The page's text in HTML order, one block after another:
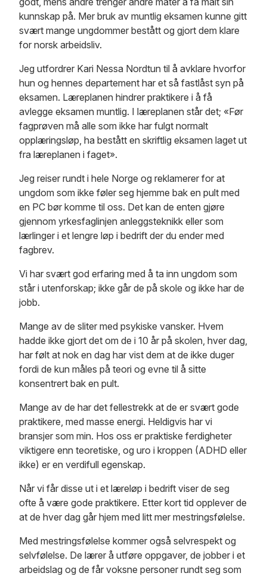
kunnskap på. Mer bruk av muntlig eksamen kunne gitt
svært mange ungdommer bestått og gjort dem klare
for norsk arbeidsliv.
Jeg utfordrer Kari Nessa Nordtun til å avklare hvorfor
hun og hennes departement har et så fastlåst syn på
eksamen. Læreplanen hindrer praktikere i å få
avlegge eksamen muntlig. I læreplanen står det; «Før
fagprøven må alle som ikke har fulgt normalt
opplæringsløp, ha bestått en skriftlig eksamen laget ut
fra læreplanen i faget».
Jeg reiser rundt i hele Norge og reklamerer for at
ungdom som ikke føler seg hjemme bak en pult med
en PC bør komme til oss. Det kan de enten gjøre
gjennom yrkesfaglinjen anleggsteknikk eller som
lærlinger i et lengre løp i bedrift der du ender med
fagbrev.
Vi har svært god erfaring med å ta inn ungdom som
står i utenforskap; ikke går de på skole og ikke har de
jobb.
Mange av de sliter med psykiske vansker. Hvem
hadde ikke gjort det om de i 10 år på skolen, hver dag,
har følt at nok en dag har vist dem at de ikke duger
fordi de kun måles på teori og evne til å sitte
konsentrert bak en pult.
Mange av de har det fellestrekk at de er svært gode
praktikere, med masse energi. Heldigvis har vi
bransjer som min. Hos oss er praktiske ferdigheter
viktigere enn teoretiske, og uro i kroppen (ADHD eller
ikke) er en verdifull egenskap.
Når vi får disse ut i et læreløp i bedrift viser de seg
ofte å være gode praktikere. Etter kort tid opplever de
at de hver dag går hjem med litt mer mestringsfølelse.
Med mestringsfølelse kommer også selvrespekt og
selvfølelse. De lærer å utføre oppgaver, de jobber i et
arbeidslag og de får voksne personer rundt seg som